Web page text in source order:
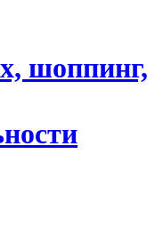
шоппинг,